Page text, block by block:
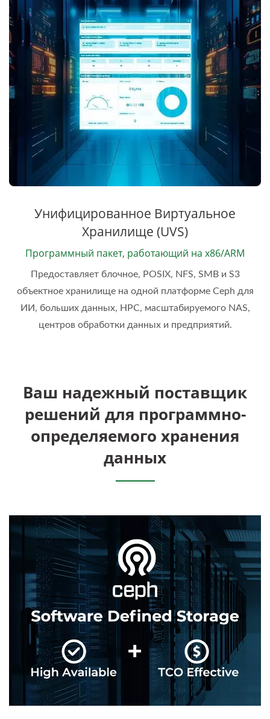
Унифицированное Виртуальное
Хранилище (UVS)
Программный пакет, работающий на x86/ARM
Предоставляет блочное, POSIX, NFS, SMB и S3
объектное хранилище на одной платформе Ceph для
ИИ, больших данных, HPC, масштабируемого NAS,
центров обработки данных и предприятий.
Ваш надежный поставщик
решений для программно-
определяемого хранения
данных